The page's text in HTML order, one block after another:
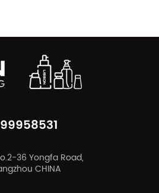
36 Yongfa Road,
CHINA